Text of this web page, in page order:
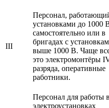
III
Персонал,
установками до 1000
самостоятельно или в
бригадах с
выше 1000 В. Чаще
это электромонтёры
разряда, оперативные
работники.
Персонал для работы в
электроустановках